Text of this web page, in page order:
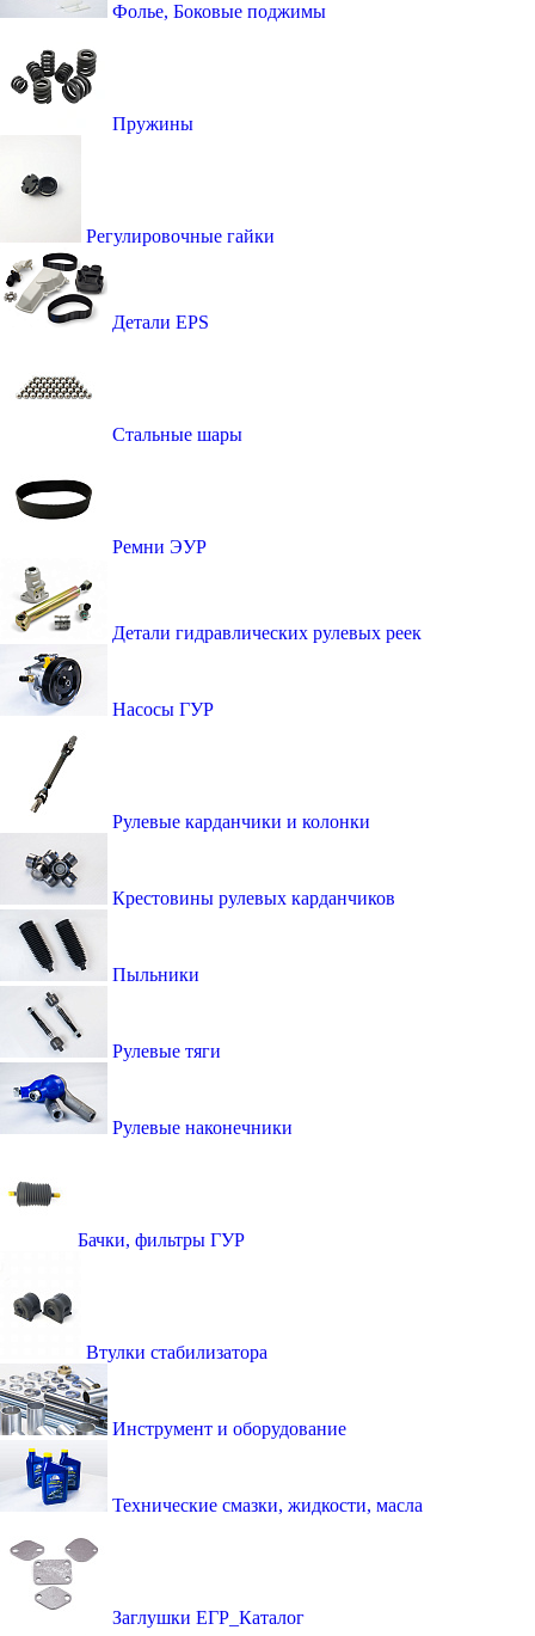
Фолье, Боковые поджимы
Пружины
Регулировочные гайки
Детали EPS
Стальные шары
Ремни ЭУР
Детали гидравлических рулевых реек
Насосы ГУР
Рулевые карданчики и колонки
Крестовины рулевых карданчиков
Пыльники
Рулевые тяги
Рулевые наконечники
Бачки, фильтры ГУР
Втулки стабилизатора
Инструмент и оборудование
Технические смазки, жидкости, масла
Заглушки ЕГР_Каталог